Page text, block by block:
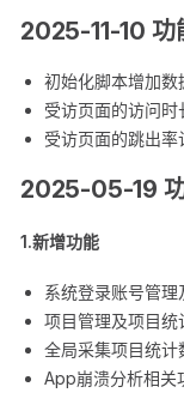
2025-11-10 功
初始化脚本增加数
受访页面的访问
受访页面的跳出率
2025-05-19
1.新增功能
系统登录账号管理
项目管理及项目统
全局采集项目统计
App崩溃分析相关